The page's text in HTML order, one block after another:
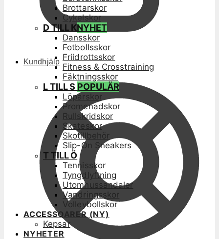
Kundhjälp
Brottarskor
Cykelskor
D TILL KNYHET
Dansskor
Fotbollsskor
Friidrottsskor
Fitness & Crosstraining
Fäktningsskor
L TILL S POPULÄR
Löparskor
Promenadskor
Rullskridskor
Skateskor
Skotillbehör
Slip-On Sneakers
T TILL Ö
Tennisskor
Tyngdlyftning
Utomhussandaler
Vandringsskor
Volleybollskor
ACCESSOARER (NY)
Kepsar
NYHETER